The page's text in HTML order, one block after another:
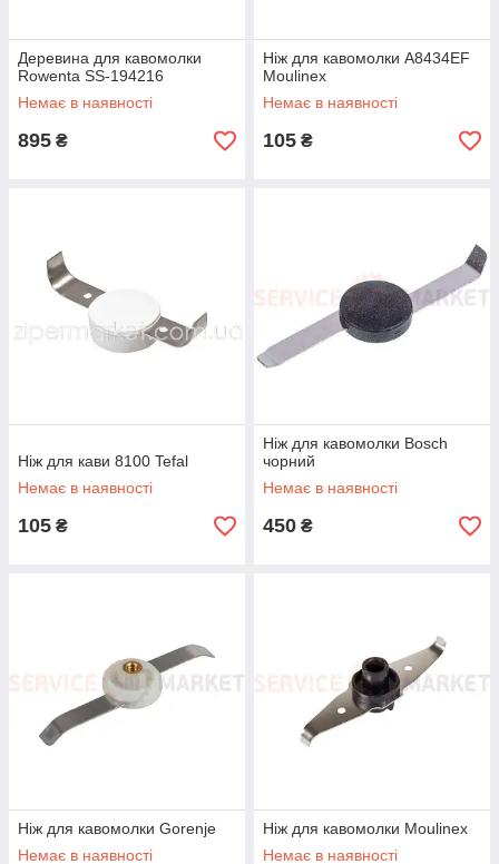
Деревина для кавомолки
Rowenta SS-194216
Немає в наявності
895 ₴
Ніж для кавомолки A8434EF
Moulinex
Немає в наявності
105 ₴
Ніж для кави 8100 Tefal
Немає в наявності
105 ₴
Ніж для кавомолки Bosch
чорний
Немає в наявності
450 ₴
Ніж для кавомолки Gorenje
Немає в наявності
Ніж для кавомолки Moulinex
Немає в наявності